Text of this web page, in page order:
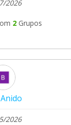
2026
2 Grupos
2026